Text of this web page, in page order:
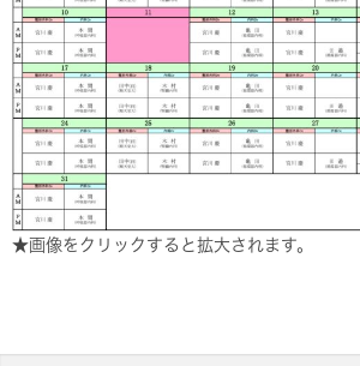
★画像をクリックすると拡大されます。